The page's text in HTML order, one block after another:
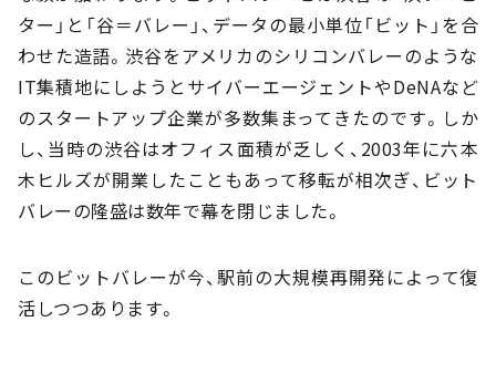
ター」と「谷＝バレー」、データの最小単位「ビット」を合
わせた造語。渋谷をアメリカのシリコンバレーのような
IT集積地にしようとサイバーエージェントやDeNAなど
のスタートアップ企業が多数集まってきたのです。しか
し、当時の渋谷はオフィス面積が乏しく、2003年に六本
木ヒルズが開業したこともあって移転が相次ぎ、ビット
バレーの隆盛は数年で幕を閉じました。
このビットバレーが今、駅前の大規模再開発によって復
活しつつあります。